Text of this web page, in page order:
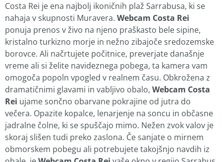
Costa Rei je ena najbolj ikoničnih plaž Sarrabusa, ki se
nahaja v skupnosti Muravera. Webcam Costa Rei
ponuja prenos v živo na njeno praškasto bele sipine,
kristalno turkizno morje in nežno zibajoče sredozemske
borovce. Ali načrtujete počitnice, preverjate današnje
vreme ali si želite navideznega pobega, ta kamera vam
omogoča popoln vpogled v realnem času. Obkrožena z
dramatičnimi glavami in vabljivo obalo, Webcam Costa
Rei ujame sončno obarvane pokrajine od jutra do
večera. Opazite kopalce, lenarjenje na soncu in občasne
jadralne čolne, ki se spuščajo mimo. Nežen zvok valov je
skoraj slišen tudi preko zaslona. Če sanjate o mirnem
obmorskem pobegu ali potrebujete takojšnjo navdih iz